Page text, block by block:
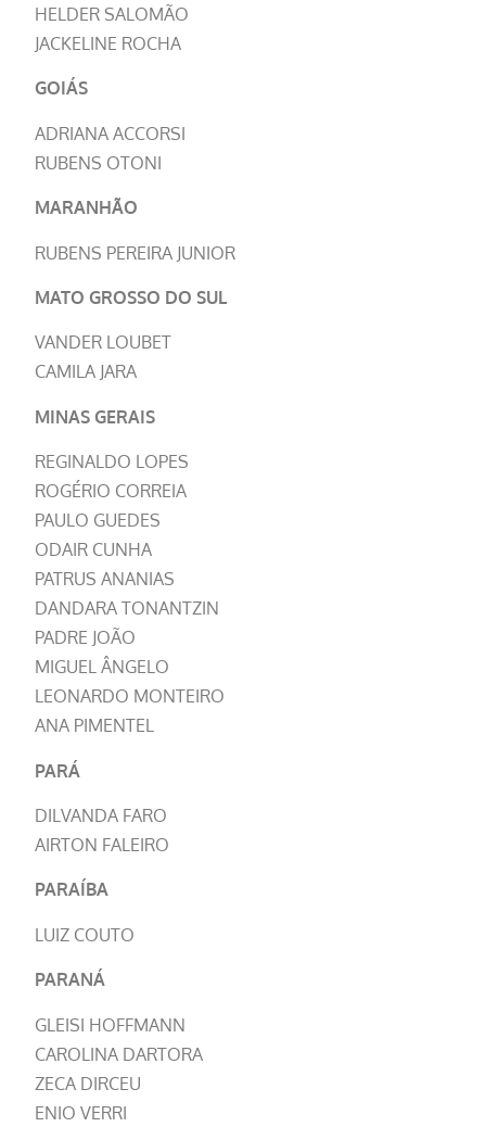
HELDER SALOMÃO
JACKELINE ROCHA
GOIÁS
ADRIANA ACCORSI
RUBENS OTONI
MARANHÃO
RUBENS PEREIRA JUNIOR
MATO GROSSO DO SUL
VANDER LOUBET
CAMILA JARA
MINAS GERAIS
REGINALDO LOPES
ROGÉRIO CORREIA
PAULO GUEDES
ODAIR CUNHA
PATRUS ANANIAS
DANDARA TONANTZIN
PADRE JOÃO
MIGUEL ÂNGELO
LEONARDO MONTEIRO
ANA PIMENTEL
PARÁ
DILVANDA FARO
AIRTON FALEIRO
PARAÍBA
LUIZ COUTO
PARANÁ
GLEISI HOFFMANN
CAROLINA DARTORA
ZECA DIRCEU
ENIO VERRI